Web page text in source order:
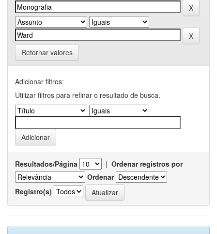
Retornar valores
Adicionar filtros:
Utilizar filtros para refinar o resultado de busca.
Resultados/Página | Ordenar registros por
Ordenar
Registro(s)